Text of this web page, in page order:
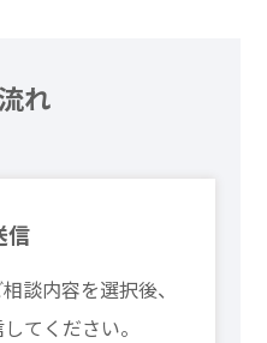
れ
信
談内容を選択後、
てください。